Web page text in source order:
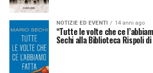
NOTIZIE ED EVENTI 14 anni ago
“Tutte le volte che ce
Sechi alla Biblioteca Rispoli di